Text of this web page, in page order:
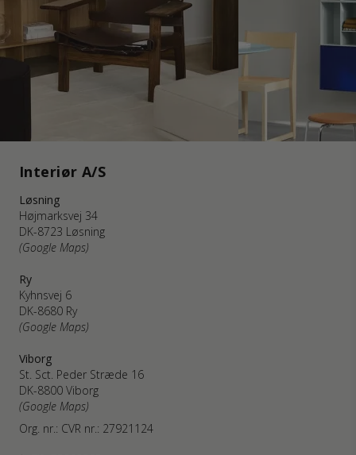
Interiør A/S
Løsning
Højmarksvej 34
DK-8723 Løsning
(Google Maps)
Ry
Kyhnsvej 6
DK-8680 Ry
(Google Maps)
Viborg
St. Sct. Peder Stræde 16
DK-8800 Viborg
(Google Maps)
Org. nr.: CVR nr.: 27921124